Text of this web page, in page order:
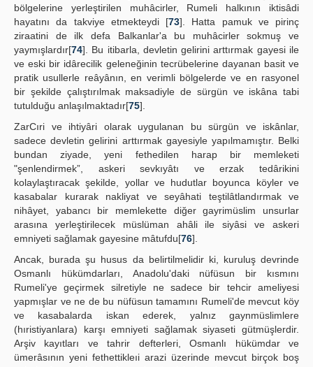
bölgelerine yerleştirilen muhâcirler, Rumeli halkının iktisâdi
hayatını da takviye etmekteydi [73]. Hatta pamuk ve pirinç
ziraatini de ilk defa Balkanlar'a bu muhâcirler sokmuş ve
yaymışlardır[74]. Bu itibarla, devletin gelirini arttırmak gayesi ile
ve eski bir idârecilik geleneğinin tecrübelerine dayanan basit ve
pratik usullerle reâyânın, en verimli bölgelerde ve en rasyonel
bir şekilde çalıştırılmak maksadiyle de sürgün ve iskâna tabi
tutulduğu anlaşılmaktadır[75].
ZarCıri ve ihtiyâri olarak uygulanan bu sürgün ve iskânlar,
sadece devletin gelirini arttırmak gayesiyle yapılmamıştır. Belki
bundan ziyade, yeni fethedilen harap bir memleketi
"şenlendirmek”, askeri sevkıyâtı ve erzak tedârikini
kolaylaştıracak şekilde, yollar ve hudutlar boyunca köyler ve
kasabalar kurarak nakliyat ve seyâhati teştilâtlandırmak ve
nihâyet, yabancı bir memlekette diğer gayrimüslim unsurlar
arasına yerleştirilecek müslüman ahâli ile siyâsi ve askeri
emniyeti sağlamak gayesine mâtufdu[76].
Ancak, burada şu husus da belirtilmelidir ki, kuruluş devrinde
Osmanlı hükümdarları, Anadolu'daki nüfüsun bir kısmını
Rumeli'ye geçirmek silretiyle ne sadece bir tehcir ameliyesi
yapmışlar ve ne de bu nüfüsun tamamını Rumeli'de mevcut köy
ve kasabalarda iskan ederek, yalnız gaynmüslimlere
(hıristiyanlara) karşı emniyeti sağlamak siyaseti gütmüşlerdir.
Arşiv kayıtları ve tahrir defterleri, Osmanlı hükümdar ve
ümerâsının yeni fethettikleıi arazi üzerinde mevcut birçok boş